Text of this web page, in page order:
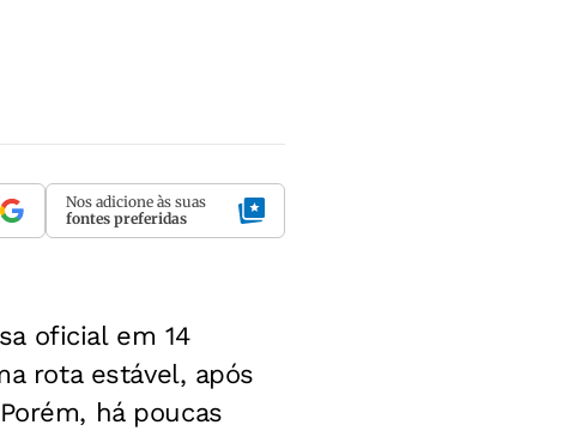
Nos adicione às suas
fontes preferidas
oficial em 14
rota estável, após
há poucas